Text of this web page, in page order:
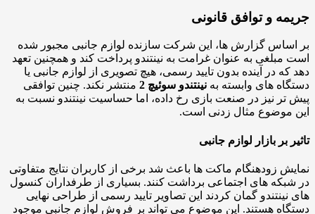
و توافق قانونی
گزارش ها، این شرکت سازنده لوازم جانبی مجبور شده
مبلغی به عنوان غرامت به نینتندو پرداخت کند و همچنین تعهد
در آینده بدون تایید رسمی، هیچ تصویری از لوازم جانبی یا
های وابسته بهنینتندو سوئیچ 2 منتشر نکند. چنین توافقی
تر نیز در صنعت بازی رخ داده، اما حساسیت نینتندو نسبت به
موضوع مثال زدنی است.
بر بازار لوازم جانبی
زودهنگام ماکت ها باعث شد برخی از کاربران نتایج متفاوتی
های اجتماعی برداشت کنند. بسیاری از طرفداران کنسول
گمان کردند این تصاویر تایید رسمی از طراحی نهایی
هستند. این موضوع می تواند بر فروش لوازم جانبی موجود